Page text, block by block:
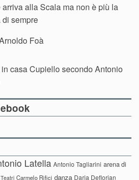
arriva alla Scala ma non è più la
di sempre
Foà
casa Cupiello secondo Antonio
Latella Antonio Tagliarini arena di
Carmelo Rifici danza Daria Deflorian